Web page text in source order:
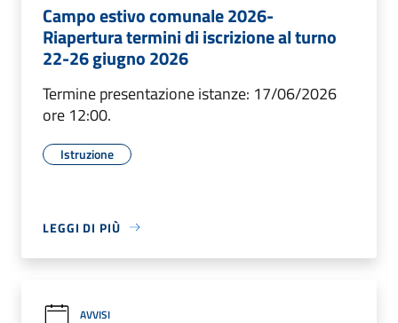
Campo estivo comunale 2026-
Riapertura termini di iscrizione al turno
22-26 giugno 2026
Termine presentazione istanze: 17/06/2026
ore 12:00.
Istruzione
LEGGI DI PIÙ
AVVISI